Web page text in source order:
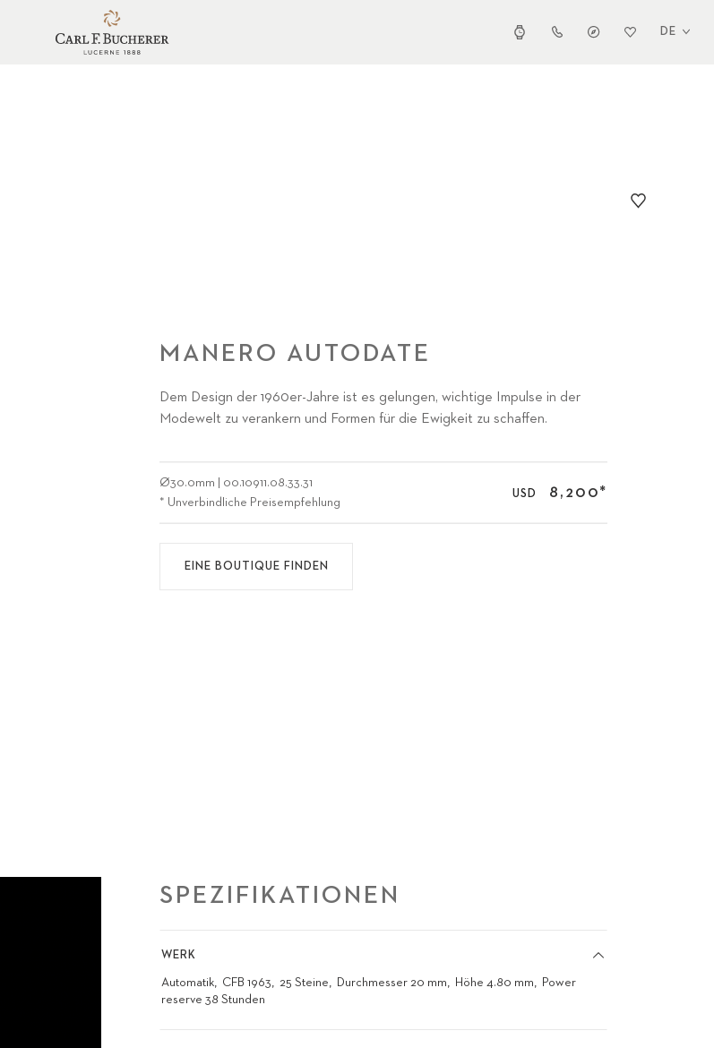
DE
MANERO AUTODATE
Dem Design der 1960er-Jahre ist es gelungen, wichtige Impulse in der
Modewelt zu verankern und Formen für die Ewigkeit zu schaffen.
Ø30.0mm
00.10911.08.33.31
* Unverbindliche Preisempfehlung
USD 8,200*
EINE BOUTIQUE FINDEN
SPEZIFIKATIONEN
WERK
Automatik CFB 1963 25 Steine Durchmesser 20 mm Höhe 4.80 mm
Power
reserve 38 Stunden